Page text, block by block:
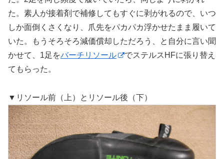
た。素人が接着剤で補修してもすぐに剥がれるので、いつ
しか面倒くさくなり、爪先をパカパカ浮かせたまま履いて
いた。もうそろそろ減価償却しただろう、と自分に言い聞
かせて、1足をバーチリソール
でステルスHFに張り替え
てもらった。
▼リソール前（上）とリソール後（下）